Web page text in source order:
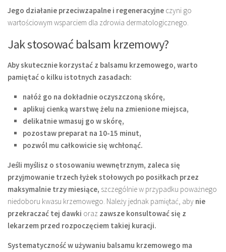
Jego działanie przeciwzapalne i regeneracyjne czyni go
wartościowym wsparciem dla zdrowia dermatologicznego.
Jak stosować balsam krzemowy?
Aby skutecznie korzystać z balsamu krzemowego, warto
pamiętać o kilku istotnych zasadach:
nałóż go na dokładnie oczyszczoną skórę,
aplikuj cienką warstwę żelu na zmienione miejsca,
delikatnie wmasuj go w skórę,
pozostaw preparat na 10-15 minut,
pozwól mu całkowicie się wchłonąć.
Jeśli myślisz o stosowaniu wewnętrznym, zaleca się
przyjmowanie trzech łyżek stołowych po posiłkach przez
maksymalnie trzy miesiące, szczególnie w przypadku poważnego
niedoboru kwasu krzemowego. Należy jednak pamiętać, aby nie
przekraczać tej dawki oraz zawsze konsultować się z
lekarzem przed rozpoczęciem takiej kuracji.
Systematyczność w używaniu balsamu krzemowego ma